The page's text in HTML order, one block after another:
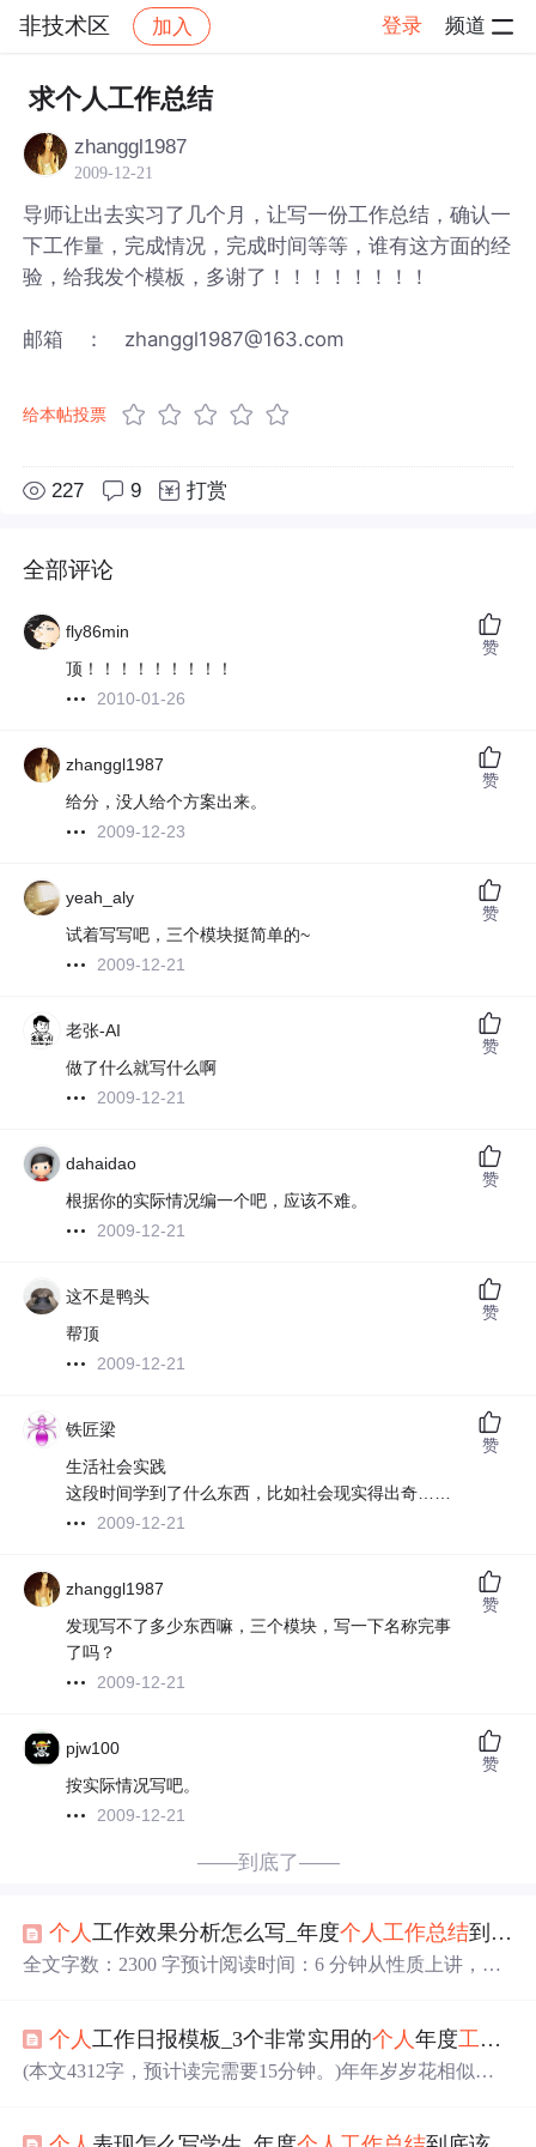
非技术区 加入 登录 频道
社区 非技术区
求个人工作总结
zhanggl1987
2009-12-21
导师让出去实习了几个月，让写一份工作总结，确认一
下工作量，完成情况，完成时间等等，谁有这方面的经
验，给我发个模板，多谢了！！！！！！！！
邮箱 ： zhanggl1987@163.com
给本帖投票
227 9 打赏
全部评论
fly86min
顶！！！！！！！！！
2010-01-26
赞
zhanggl1987
给分，没人给个方案出来。
2009-12-23
赞
yeah_aly
试着写写吧，三个模块挺简单的~
2009-12-21
赞
老张-AI
做了什么就写什么啊
2009-12-21
赞
dahaidao
根据你的实际情况编一个吧，应该不难。
2009-12-21
赞
这不是鸭头
帮顶
2009-12-21
赞
铁匠梁
生活社会实践
这段时间学到了什么东西，比如社会现实得出奇……
2009-12-21
赞
zhanggl1987
发现写不了多少东西嘛，三个模块，写一下名称完事
了吗？
2009-12-21
赞
pjw100
按实际情况写吧。
2009-12-21
赞
——到底了——
个人工作效果分析怎么写_年度个人工作总结到底该怎么写？
全文字数：2300 字预计阅读时间：6 分钟从性质上讲， 个
总结是特定时间段内个人工作和思想状态的真实反映，记
录着个人成长发展的轨迹。从价值上讲，个人总结既是展
结 到底该怎么写？同大家分享“...
个人 工作日报模板_3个非常实用的个人年度工作总结
(本文4312字，预计读完需要15分钟。)年年岁岁花相似，